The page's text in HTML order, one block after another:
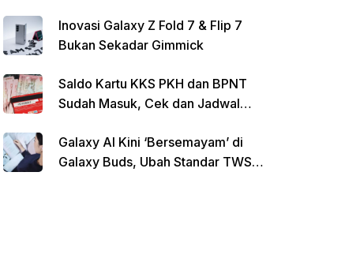
Inovasi Galaxy Z Fold 7 & Flip 7
Bukan Sekadar Gimmick
Saldo Kartu KKS PKH dan BPNT
Sudah Masuk, Cek dan Jadwal
Galaxy AI Kini ‘Bersemayam’ di
Galaxy Buds, Ubah Standar TWS